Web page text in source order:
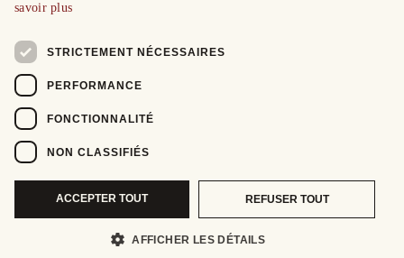
savoir plus
STRICTEMENT NÉCESSAIRES
PERFORMANCE
FONCTIONNALITÉ
NON CLASSIFIÉS
ACCEPTER TOUT REFUSER TOUT
AFFICHER LES DÉTAILS